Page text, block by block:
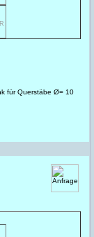
für Querstäbe Ø= 10